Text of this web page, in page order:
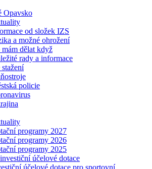
Opavsko
od složek IZS
a možné ohrožení
mám dělat když
rady a informace
policie
programy 2027
programy 2026
programy 2025
účelové dotace